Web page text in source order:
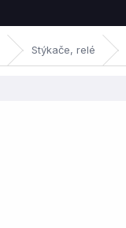
Stýkače, relé